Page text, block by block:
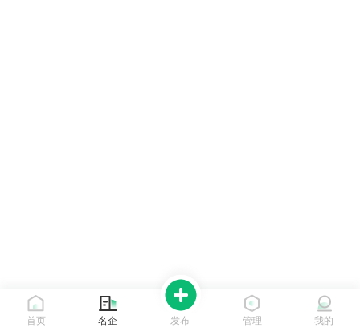
首页 名企 发布 管理 我的